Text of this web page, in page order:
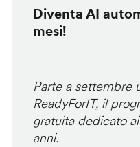
Diventa AI
mesi!
Parte a settembre
ReadyForIT, il
gratuita dedicato
anni.